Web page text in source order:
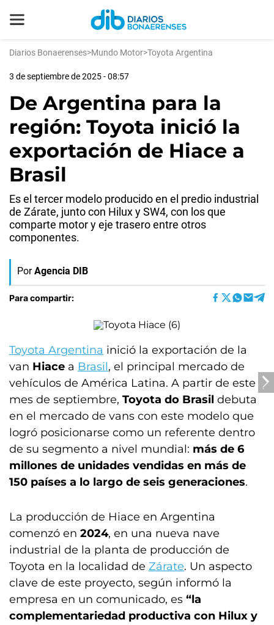
Diarios Bonaerenses>Mundo Motor>Toyota Argentina
3 de septiembre de 2025 - 08:57
De Argentina para la
región: Toyota inició la
exportación de Hiace a
Brasil
Es el tercer modelo producido en el predio industrial
de Zárate, junto con Hilux y SW4, con los que
comparte motor y eje trasero entre otros
componentes.
Por Agencia DIB
Para compartir:
Toyota Argentina inició la exportación de la
van Hiace a Brasil, el principal mercado de
vehículos de América Latina. A partir de este
mes de septiembre, Toyota do Brasil debuta
en el mercado de vans con este modelo que
logró posicionarse como un referente dentro
de su segmento a nivel mundial: más de 6
millones de unidades vendidas en más de
150 países a lo largo de seis generaciones.
La producción de Hiace en Argentina
comenzó en 2024, en una nueva nave
industrial de la planta de producción de
Toyota en la localidad de Zárate. Un aspecto
clave de este proyecto, según informó la
empresa en un comunicado, es “la
complementariedad productiva con Hilux y